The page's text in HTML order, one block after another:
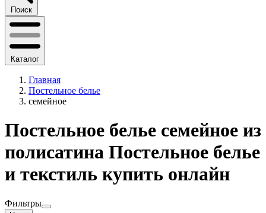
Поиск
Каталог
Главная
Постельное белье
семейное
Постельное белье семейное из
полисатина Постельное белье
и текстиль купить онлайн
Фильтры